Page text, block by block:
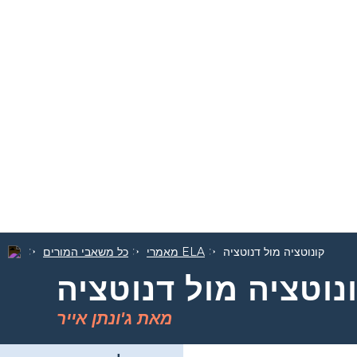
כל משאבי המורים מאמרי ELA קונוטציה מול דנוטציה
מול דנוטציה
מאת ג'ונתן אייר